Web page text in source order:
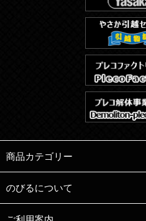
商品カテゴリー
のびるについて